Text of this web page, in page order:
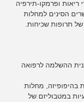
ריאות ופרמקו-תירפיה
הסינים למחלות
תרופות שכיחות.
ההשלמה לרפואה
בהיפופיזה, מחלות
במטבוליזם של